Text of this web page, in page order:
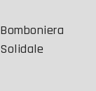
Bomboniera
Solidale